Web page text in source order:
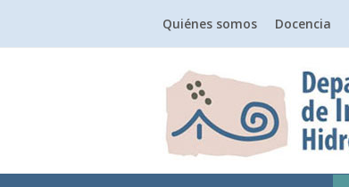
Quiénes somos Docencia